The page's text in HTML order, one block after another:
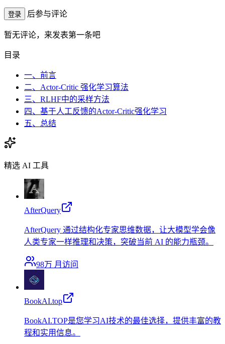
登录 后参与评论
暂无评论，来发表第一条吧
目录
一、前言
二、Actor-Critic 强化学习算法
三、RLHF中的采样方法
四、基于人工反馈的Actor-Critic强化学习
五、总结
精选 AI 工具
AfterQuery
AfterQuery 通过结构化专家思维数据，让大模型学会像
人类专家一样推理和决策，突破当前 AI 的能力瓶颈。
98万 月访问
BookAI.top
BookAI.TOP是您学习AI技术的最佳选择，提供丰富的教
程和实用信息。